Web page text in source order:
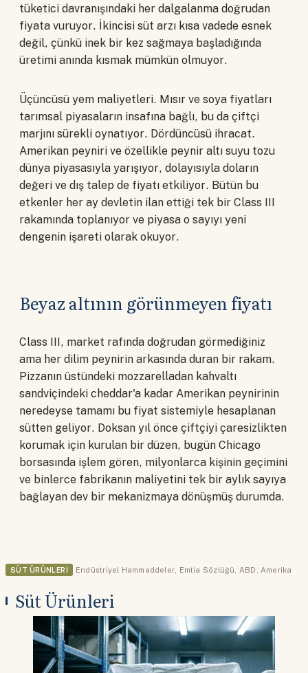
tüketici davranışındaki her dalgalanma doğrudan
fiyata vuruyor. İkincisi süt arzı kısa vadede esnek
değil, çünkü inek bir kez sağmaya başladığında
üretimi anında kısmak mümkün olmuyor.
Üçüncüsü yem maliyetleri. Mısır ve soya fiyatları
tarımsal piyasaların insafına bağlı, bu da çiftçi
marjını sürekli oynatıyor. Dördüncüsü ihracat.
Amerikan peyniri ve özellikle peynir altı suyu tozu
dünya piyasasıyla yarışıyor, dolayısıyla doların
değeri ve dış talep de fiyatı etkiliyor. Bütün bu
etkenler her ay devletin ilan ettiği tek bir Class III
rakamında toplanıyor ve piyasa o sayıyı yeni
dengenin işareti olarak okuyor.
Beyaz altının görünmeyen fiyatı
Class III, market rafında doğrudan görmediğiniz
ama her dilim peynirin arkasında duran bir rakam.
Pizzanın üstündeki mozzarelladan kahvaltı
sandviçindeki cheddar'a kadar Amerikan peynirinin
neredeyse tamamı bu fiyat sistemiyle hesaplanan
sütten geliyor. Doksan yıl önce çiftçiyi çaresizlikten
korumak için kurulan bir düzen, bugün Chicago
borsasında işlem gören, milyonlarca kişinin geçimini
ve binlerce fabrikanın maliyetini tek bir aylık sayıya
bağlayan dev bir mekanizmaya dönüşmüş durumda.
SÜT ÜRÜNLERI Endüstriyel Hammaddeler, Emtia Sözlüğü, ABD ,Amerika
Süt Ürünleri